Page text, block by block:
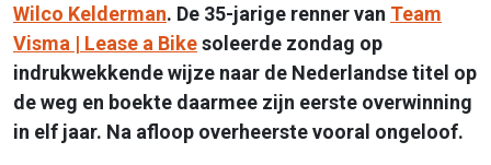
Wilco Kelderman. De 35-jarige renner van Team
Visma | Lease a Bikesoleerde zondag op
indrukwekkende wijze naar de Nederlandse titel op
de weg en boekte daarmee zijn eerste overwinning
in elf jaar. Na afloop overheerste vooral ongeloof.